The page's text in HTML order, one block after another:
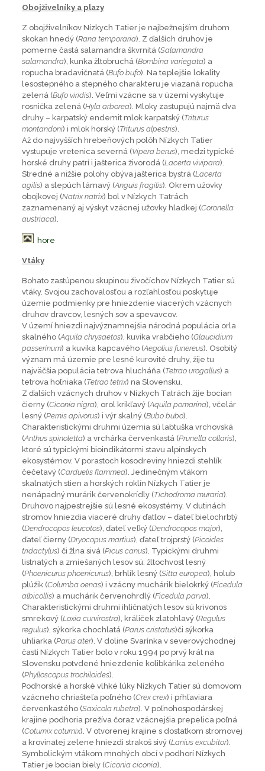
Obojživelníky a plazy
Z obojživelníkov Nízkych Tatier je najbežnejším druhom
skokan hnedý (Rana temporaria). Z ďalších druhov je
pomerne častá salamandra škvrnitá (Salamandra
salamandra), kunka žltobruchá (Bombina variegata) a
ropucha bradavičnatá (Bufo bufo). Na teplejšie lokality
lesostepného a stepného charakteru je viazaná ropucha
zelená (Bufo viridis). Veľmi vzácne sa v území vyskytuje
rosnička zelená (Hyla arborea). Mloky zastupujú najmä dva
druhy – karpatský endemit mlok karpatský (Triturus
montandoni) i mlok horský (Triturus alpestris).
Až do najvyšších hrebeňových polôh Nízkych Tatier
vystupuje vretenica severná (Vipera berus), medzi typické
horské druhy patrí i jašterica živorodá (Lacerta vivipara).
Stredné a nižšie polohy obýva jašterica bystrá (Lacerta
agilis) a slepúch lámavý (Anguis fragilis). Okrem užovky
obojkovej (Natrix natrix) bol v Nízkych Tatrách
zaznamenaný aj výskyt vzácnej užovky hladkej (Coronella
austriaca).
hore
Vtáky
Bohato zastúpenou skupinou živočíchov Nízkych Tatier sú
vtáky. Svojou zachovalosťou a rozľahlosťou poskytuje
územie podmienky pre hniezdenie viacerých vzácnych
druhov dravcov, lesných sov a spevavcov.
V území hniezdi najvýznamnejšia národná populácia orla
skalného (Aquila chrysaetos), kuvika vrabčieho (Glaucidium
passerinum) a kuvika kapcavého (Aegolius funereus). Osobitý
význam má územie pre lesné kurovité druhy, žije tu
najväčšia populácia tetrova hlucháňa (Tetrao urogallus) a
tetrova hoľniaka (Tetrao tetrix) na Slovensku.
Z ďalších vzácnych druhov v Nízkych Tatrách žije bocian
čierny (Ciconia nigra), orol krikľavý (Aquila pomarina), včelár
lesný (Pernis apivorus) i výr skalný (Bubo bubo).
Charakteristickými druhmi územia sú labtuška vrchovská
(Anthus spinoletta) a vrchárka červenkastá (Prunella collaris),
ktoré sú typickými bioindikátormi stavu alpínskych
ekosystémov. V porastoch kosodreviny hniezdi stehlík
čečetavý (Carduelis flammea). Jedinečným vtákom
skalnatých stien a horských roklín Nízkych Tatier je
nenápadný murárik červenokrídly (Tichodroma muraria).
Druhovo najpestrejšie sú lesné ekosystémy. V dutinách
stromov hniezdia viaceré druhy ďatlov – ďateľ bielochrbtý
(Dendrocopos leucotos), ďateľ veľký (Dendrocopos major),
ďateľ čierny (Dryocopus martius), ďateľ trojprstý (Picoides
tridactylus) či žlna sivá (Picus canus). Typickými druhmi
listnatých a zmiešaných lesov sú: žltochvost lesný
(Phoenicurus phoenicurus), brhlík lesný (Sitta europea), holub
plúžik (Columba oenas) i vzácny muchárik bielokrký (Ficedula
albicollis) a muchárik červenohrdlý (Ficedula parva).
Charakteristickými druhmi ihličnatých lesov sú krivonos
smrekový (Loxia curvirostra), králiček zlatohlavý (Regulus
regulus), sýkorka chochlatá (Parus cristatus)či sýkorka
uhliarka (Parus ater). V doline Svarínka v severovýchodnej
časti Nízkych Tatier bolo v roku 1994 po prvý krát na
Slovensku potvdené hniezdenie kolibkárika zeleného
(Phylloscopus trochiloides).
Podhorské a horské vlhké lúky Nízkych Tatier sú domovom
vzácneho chriašteľa poľného (Crex crex) i pŕhľaviara
červenkastého (Saxicola rubetra). V poľnohospodárskej
krajine podhoria prežíva čoraz vzácnejšia prepelica poľná
(Coturnix coturnix). V otvorenej krajine s dostatkom stromovej
a krovinatej zelene hniezdi strakoš sivý (Lanius excubitor).
Symbolickým vtákom mnohých obcí v podhorí Nízkych
Tatier je bocian biely (Ciconia ciconia).